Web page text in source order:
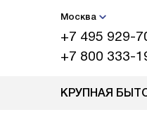
Москва
+7 495 929-
+7 800 333-
КРУПНАЯ